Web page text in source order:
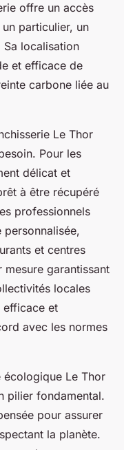
offre un accès
particulier, un
localisation
et efficace de
carbone liée au
Le Thor
Pour les
délicat et
à être récupéré
professionnels
personnalisée,
et centres
garantissant
locales
efficace et
avec les normes
écologique Le Thor
pilier fondamental.
pour assurer
la planète.